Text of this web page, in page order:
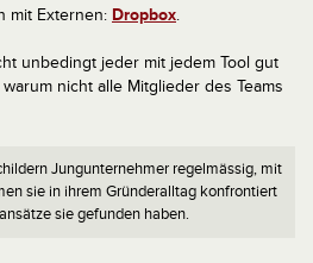
mit Externen: Dropbox.
unbedingt jeder mit jedem Tool gut
nicht alle Mitglieder des Teams
Jungunternehmer regelmässig, mit
sie in ihrem Gründeralltag konfrontiert
sie gefunden haben.